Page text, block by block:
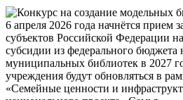
6 апреля 2026 года начнётся прием
субъектов Российской Федерации
субсидии из федерального бюджета
муниципальных библиотек в 2027
учреждения будут обновляться в
«Семейные ценности и